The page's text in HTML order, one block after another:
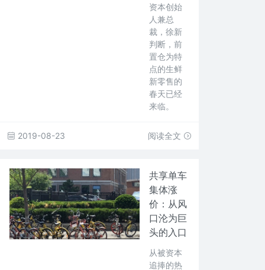
资本创始
人兼总
裁，徐新
判断，前
置仓为特
点的生鲜
新零售的
春天已经
来临。
2019-08-23 阅读全文
共享单车
集体涨
价：从风
口沦为巨
头的入口
从被资本
追捧的热